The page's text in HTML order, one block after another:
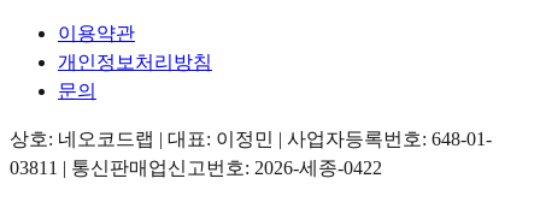
이용약관
개인정보처리방침
문의
상호: 네오코드랩 | 대표: 이정민 | 사업자등록번호: 648-01-
03811 | 통신판매업신고번호: 2026-세종-0422